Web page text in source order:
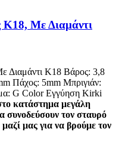
Κ18, Με Διαμάντι
Διαμάντι K18 Βάρος: 3,8
Πάχος: 5mm Μπριγιάν:
G Color Εγγύηση Kirki
κατάστημα μεγάλη
συνοδεύσουν τον σταυρό
μας για να βρούμε τον